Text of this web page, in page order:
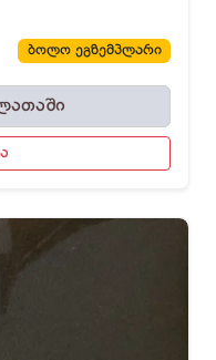
ბოლო ეგზემპლარი